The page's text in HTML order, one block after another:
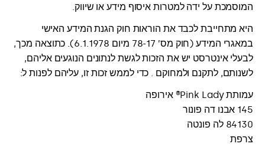
המוסמכת על ידה למטרות איסוף מידע או שיווק.
היא מתחייבת לכבד את הוראות חוק הגנת המידע האישי
במאגרי המידע (חוק מס’ 78-17 מיום 6.1.1978). כתוצאה מכך,
לבעלי אינטרסט יש את הזכות לגשת לנתונים הנוגעים אליהם,
לשנותם, לתקנם ולמחוקם . כדי לממש זכות זו, עליהם לפנות ל:
עמותת Pink Lady® אירופה
145 אבנו דה פונור
84130 לה פונטה
צרפת